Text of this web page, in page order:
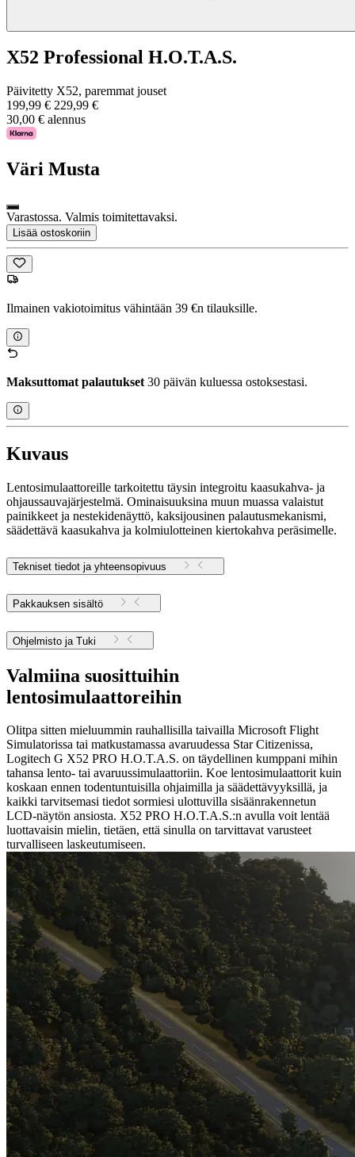
X52 Professional H.O.T.A.S.
Päivitetty X52, paremmat jouset
199,99 € 229,99 €
30,00 € alennus
Väri Musta
Varastossa. Valmis toimitettavaksi.
Lisää ostoskoriin
Ilmainen vakiotoimitus vähintään 39 €n tilauksille.
Maksuttomat palautukset 30 päivän kuluessa ostoksestasi.
Kuvaus
Lentosimulaattoreille tarkoitettu täysin integroitu kaasukahva- ja
ohjaussauvajärjestelmä. Ominaisuuksina muun muassa valaistut
painikkeet ja nestekidenäyttö, kaksijousinen palautusmekanismi,
säädettävä kaasukahva ja kolmiulotteinen kiertokahva peräsimelle.
Tekniset tiedot ja yhteensopivuus
Pakkauksen sisältö
Ohjelmisto ja Tuki
Valmiina suosittuihin
lentosimulaattoreihin
Olitpa sitten mieluummin rauhallisilla taivailla Microsoft Flight
Simulatorissa tai matkustamassa avaruudessa Star Citizenissa,
Logitech G X52 PRO H.O.T.A.S. on täydellinen kumppani mihin
tahansa lento- tai avaruussimulaattoriin. Koe lentosimulaattorit kuin
koskaan ennen todentuntuisilla ohjaimilla ja säädettävyyksillä, ja
kaikki tarvitsemasi tiedot sormiesi ulottuvilla sisäänrakennetun
LCD-näytön ansiosta. X52 PRO H.O.T.A.S.:n avulla voit lentää
luottavaisin mielin, tietäen, että sinulla on tarvittavat varusteet
turvalliseen laskeutumiseen.